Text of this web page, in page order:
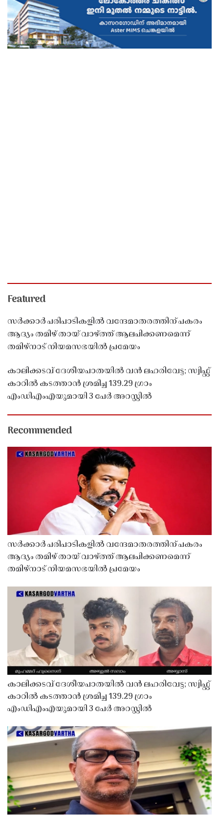
Featured
സർക്കാർ പരിപാടികളിൽ വന്ദേമാതരത്തിന് പകരം
ആദ്യം തമിഴ് തായ് വാഴ്ത്ത് ആലപിക്കണമെന്ന്
തമിഴ്നാട് നിയമസഭയിൽ പ്രമേയം
കാലിക്കടവ് ദേശീയപാതയിൽ വൻ ലഹരിവേട്ട; സ്വിഫ്റ്റ്
കാറിൽ കടത്താൻ ശ്രമിച്ച 139.29 ഗ്രാം
എംഡിഎംഎയുമായി 3 പേർ അറസ്റ്റിൽ
Recommended
സർക്കാർ പരിപാടികളിൽ വന്ദേമാതരത്തിന് പകരം
ആദ്യം തമിഴ് തായ് വാഴ്ത്ത് ആലപിക്കണമെന്ന്
തമിഴ്നാട് നിയമസഭയിൽ പ്രമേയം
കാലിക്കടവ് ദേശീയപാതയിൽ വൻ ലഹരിവേട്ട; സ്വിഫ്റ്റ്
കാറിൽ കടത്താൻ ശ്രമിച്ച 139.29 ഗ്രാം
എംഡിഎംഎയുമായി 3 പേർ അറസ്റ്റിൽ